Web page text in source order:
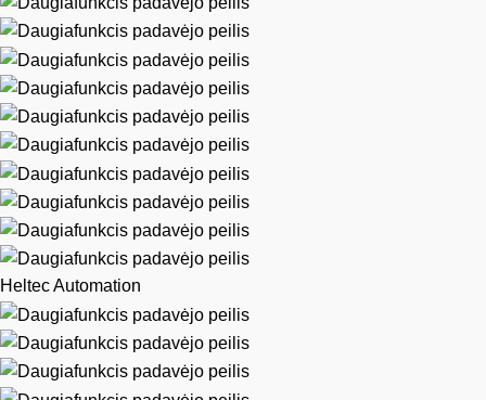
Heltec Automation